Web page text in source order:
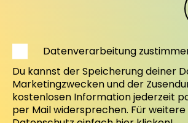
Datenverarbeitung
Du kannst der Speicherung deiner
Marketingzwecken und der
kostenlosen Information jederzeit
per Mail widersprechen. Für weitere